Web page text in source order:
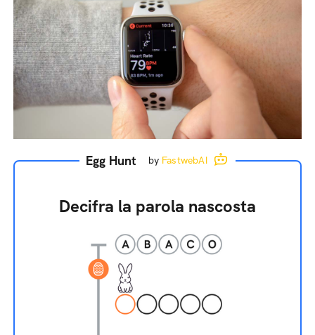
Egg Hunt by FastwebAI
Decifra la parola nascosta